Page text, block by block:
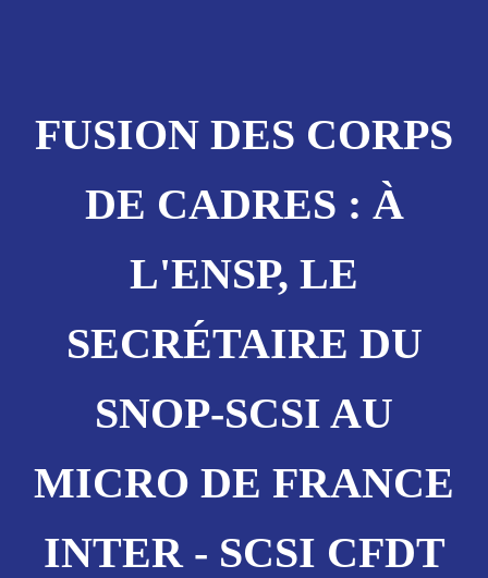
FUSION DES CORPS
DE CADRES : À
L'ENSP, LE
SECRÉTAIRE DU
SNOP-SCSI AU
MICRO DE FRANCE
INTER - SCSI CFDT